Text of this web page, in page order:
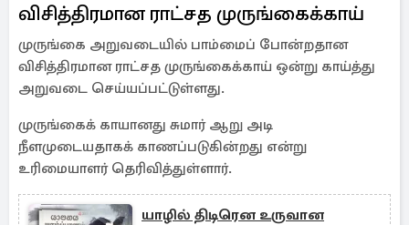
விசித்திரமான ராட்சத முருங்கைக்காய்
முருங்கை அறுவடையில் பாம்மைப் போன்றதான
விசித்திரமான ராட்சத முருங்கைக்காய் ஒன்று காய்த்து
அறுவடை செய்யப்பட்டுள்ளது.
முருங்கைக் காயானது சுமார் ஆறு அடி
நீளமுடையதாகக் காணப்படுகின்றது என்று
உரிமையாளர் தெரிவித்துள்ளார்.
யாழில் திடிரென உருவான